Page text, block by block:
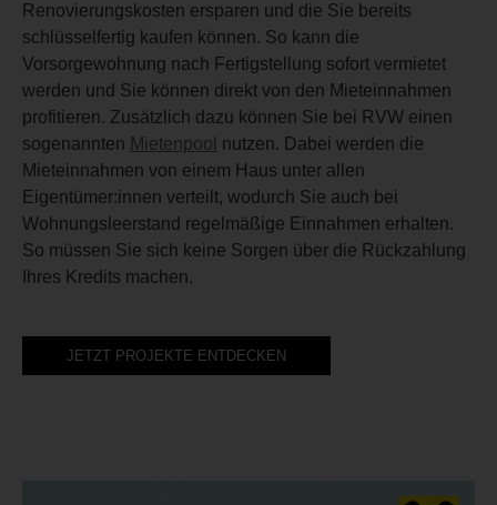
Renovierungskosten ersparen und die Sie bereits
schlüsselfertig kaufen können. So kann die
Vorsorgewohnung nach Fertigstellung sofort vermietet
werden und Sie können direkt von den Mieteinnahmen
profitieren. Zusätzlich dazu können Sie bei RVW einen
sogenannten Mietenpool nutzen. Dabei werden die
Mieteinnahmen von einem Haus unter allen
Eigentümer:innen verteilt, wodurch Sie auch bei
Wohnungsleerstand regelmäßige Einnahmen erhalten.
So müssen Sie sich keine Sorgen über die Rückzahlung
Ihres Kredits machen.
JETZT PROJEKTE ENTDECKEN